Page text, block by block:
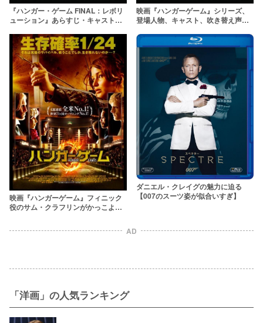
『ハンガー・ゲーム FINAL：レボリ
ューション』あらすじ・キャスト紹
映画『ハンガーゲーム』シリーズ、
登場人物、キャスト、吹き替え声優
映画『ハンガーゲーム』フィニック
役のサム・クラフリンがかっこよす
ダニエル・クレイグの魅力に迫る
【007のスーツ姿が似合いすぎ】
AD
「洋画」の人気ランキング